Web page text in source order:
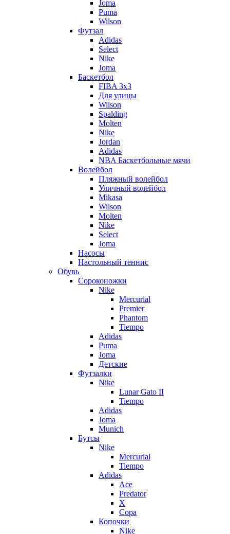
Joma
Puma
Wilson
Футзал
Adidas
Select
Nike
Joma
Баскетбол
FIBA 3x3
Для улицы
Wilson
Spalding
Molten
Nike
Jordan
Adidas
NBA Баскетбольные мячи
Волейбол
Пляжный волейбол
Уличный волейбол
Mikasa
Wilson
Molten
Nike
Select
Joma
Насосы
Настольный теннис
Обувь
Сороконожки
Nike
Mercurial
Premier
Phantom
Tiempo
Adidas
Puma
Joma
Детские
Футзалки
Nike
Lunar Gato II
Tiempo
Adidas
Joma
Munich
Бутсы
Nike
Mercurial
Tiempo
Adidas
Ace
Predator
X
Copa
Копочки
Nike